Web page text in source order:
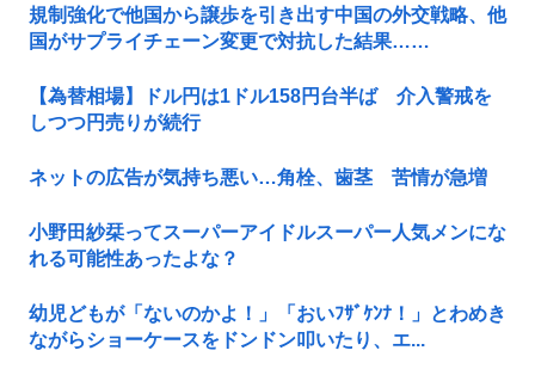
規制強化で他国から譲歩を引き出す中国の外交戦略、他
国がサプライチェーン変更で対抗した結果……
【為替相場】ドル円は1ドル158円台半ば 介入警戒を
しつつ円売りが続行
ネットの広告が気持ち悪い…角栓、歯茎 苦情が急増
小野田紗栞ってスーパーアイドルスーパー人気メンにな
れる可能性あったよな？
幼児どもが「ないのかよ！」「おいﾌｻﾞｹﾝﾅ！」とわめき
ながらショーケースをドンドン叩いたり、エ...